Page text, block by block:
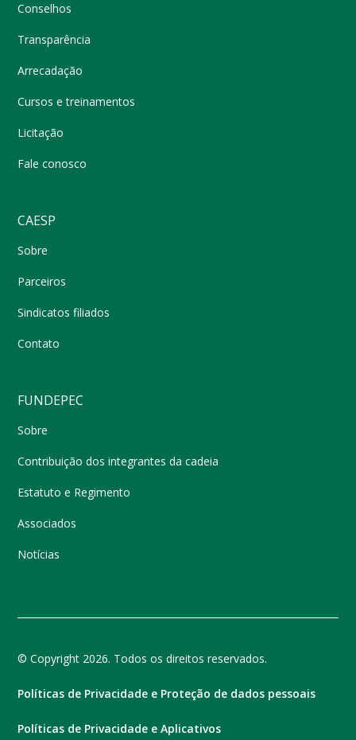
Conselhos
Transparência
Arrecadação
Cursos e treinamentos
Licitação
Fale conosco
CAESP
Sobre
Parceiros
Sindicatos filiados
Contato
FUNDEPEC
Sobre
Contribuição dos integrantes da cadeia
Estatuto e Regimento
Associados
Notícias
© Copyright 2026. Todos os direitos reservados.
Políticas de Privacidade e Proteção de dados pessoais
Políticas de Privacidade e Aplicativos